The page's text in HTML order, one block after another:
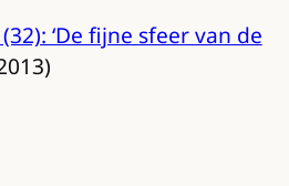
‘De fijne sfeer van de